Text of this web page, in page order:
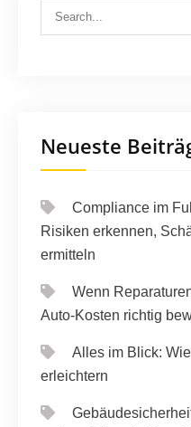
Neueste
Compliance im
Risiken erkennen,
ermitteln
Wenn
Auto-Kosten richtig
Alles im Blick:
erleichtern